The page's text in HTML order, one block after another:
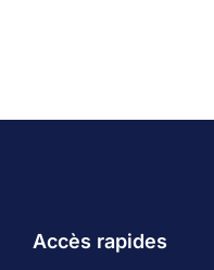
Accès rapides